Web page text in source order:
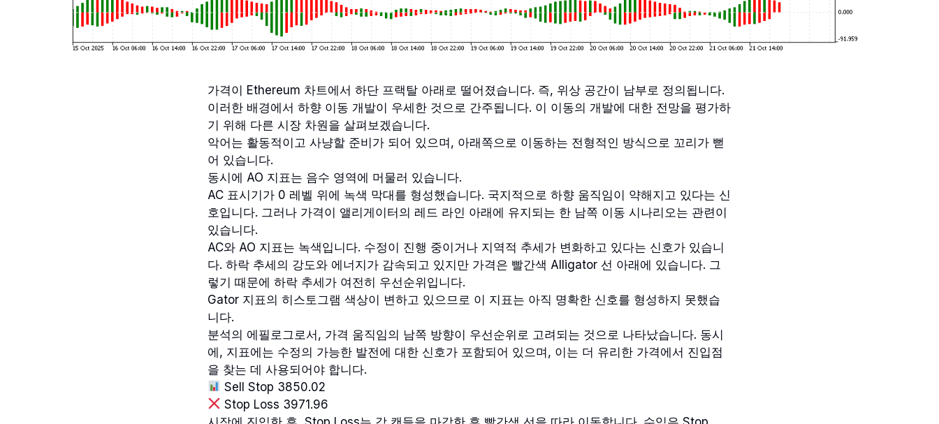
가격이 Ethereum 차트에서 하단 프랙탈 아래로 떨어졌습니다. 즉, 위상 공간이 남부로 정의됩니다.
이러한 배경에서 하향 이동 개발이 우세한 것으로 간주됩니다. 이 이동의 개발에 대한 전망을 평가하
기 위해 다른 시장 차원을 살펴보겠습니다.
악어는 활동적이고 사냥할 준비가 되어 있으며, 아래쪽으로 이동하는 전형적인 방식으로 꼬리가 뻗
어 있습니다.
동시에 AO 지표는 음수 영역에 머물러 있습니다.
AC 표시기가 0 레벨 위에 녹색 막대를 형성했습니다. 국지적으로 하향 움직임이 약해지고 있다는 신
호입니다. 그러나 가격이 앨리게이터의 레드 라인 아래에 유지되는 한 남쪽 이동 시나리오는 관련이
있습니다.
AC와 AO 지표는 녹색입니다. 수정이 진행 중이거나 지역적 추세가 변화하고 있다는 신호가 있습니
다. 하락 추세의 강도와 에너지가 감속되고 있지만 가격은 빨간색 Alligator 선 아래에 있습니다. 그
렇기 때문에 하락 추세가 여전히 우선순위입니다.
Gator 지표의 히스토그램 색상이 변하고 있으므로 이 지표는 아직 명확한 신호를 형성하지 못했습
니다.
분석의 에필로그로서, 가격 움직임의 남쪽 방향이 우선순위로 고려되는 것으로 나타났습니다. 동시
에, 지표에는 수정의 가능한 발전에 대한 신호가 포함되어 있으며, 이는 더 유리한 가격에서 진입점
을 찾는 데 사용되어야 합니다.
Sell Stop 3850.02
Stop Loss 3971.96